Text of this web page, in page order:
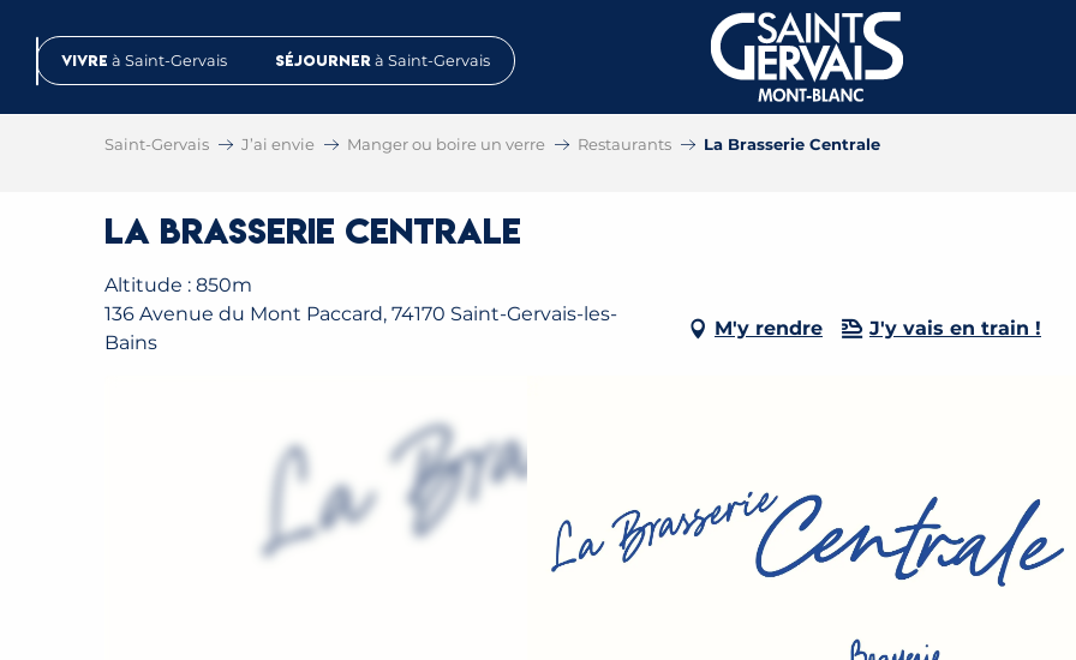
contenuVivre à Saint-Gervais Séjourner à Saint-Gervais
Saint-Gervais J’ai envie Manger ou boire un verre Restaurants La Brasserie Centrale
La Brasserie Centrale
Altitude : 850m
136 Avenue du Mont Paccard, 74170 Saint-Gervais-les-
Bains
M'y rendre J'y vais en train !